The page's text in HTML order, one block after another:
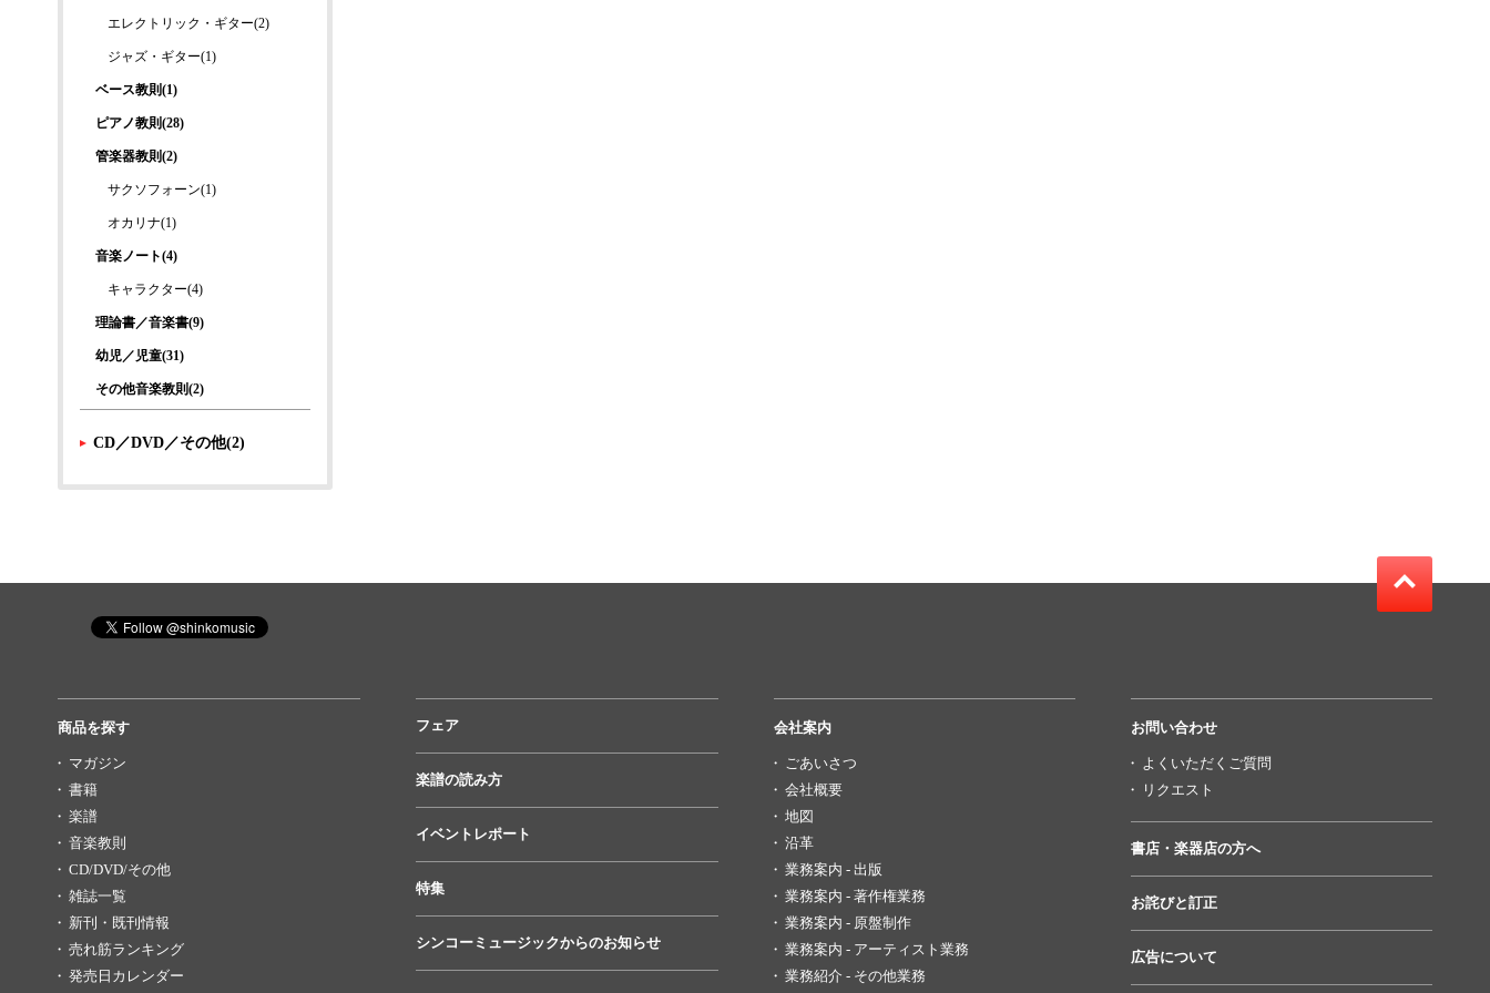
エレクトリック・ギター(2)
ジャズ・ギター(1)
ベース教則(1)
ピアノ教則(28)
管楽器教則(2)
サクソフォーン(1)
オカリナ(1)
音楽ノート(4)
キャラクター(4)
理論書／音楽書(9)
幼児／児童(31)
その他音楽教則(2)
CD／DVD／その他(2)
商品を探す
マガジン
書籍
楽譜
音楽教則
CD/DVD/その他
雑誌一覧
新刊・既刊情報
売れ筋ランキング
発売日カレンダー
フェア
楽譜の読み方
イベントレポート
特集
シンコーミュージックからのお知らせ
会社案内
ごあいさつ
会社概要
地図
沿革
業務案内 - 出版
業務案内 - 著作権業務
業務案内 - 原盤制作
業務案内 - アーティスト業務
業務紹介 - その他業務
お問い合わせ
よくいただくご質問
リクエスト
書店・楽器店の方へ
お詫びと訂正
広告について